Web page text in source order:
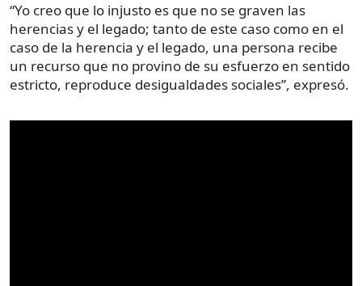
“Yo creo que lo injusto es que no se graven las
herencias y el legado; tanto de este caso como en el
caso de la herencia y el legado, una persona recibe
un recurso que no provino de su esfuerzo en sentido
estricto, reproduce desigualdades sociales”, expresó.